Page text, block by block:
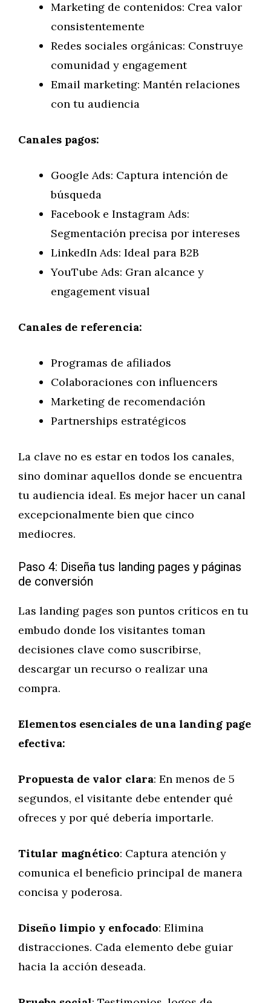
Marketing de contenidos: Crea valor
consistentemente
Redes sociales orgánicas: Construye
comunidad y engagement
Email marketing: Mantén relaciones
con tu audiencia
Canales pagos:
Google Ads: Captura intención de
búsqueda
Facebook e Instagram Ads:
Segmentación precisa por intereses
LinkedIn Ads: Ideal para B2B
YouTube Ads: Gran alcance y
engagement visual
Canales de referencia:
Programas de afiliados
Colaboraciones con influencers
Marketing de recomendación
Partnerships estratégicos
La clave no es estar en todos los canales,
sino dominar aquellos donde se encuentra
tu audiencia ideal. Es mejor hacer un canal
excepcionalmente bien que cinco
mediocres.
Paso 4: Diseña tus landing pages y páginas
de conversión
Las landing pages son puntos críticos en tu
embudo donde los visitantes toman
decisiones clave como suscribirse,
descargar un recurso o realizar una
compra.
Elementos esenciales de una landing page
efectiva:
Propuesta de valor clara: En menos de 5
segundos, el visitante debe entender qué
ofreces y por qué debería importarle.
Titular magnético: Captura atención y
comunica el beneficio principal de manera
concisa y poderosa.
Diseño limpio y enfocado: Elimina
distracciones. Cada elemento debe guiar
hacia la acción deseada.